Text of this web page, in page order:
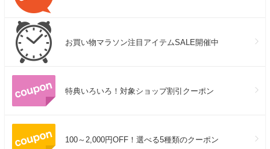
お買い物マラソン注目アイテムSALE開催中
特典いろいろ！対象ショップ割引クーポン
100～2,000円OFF！選べる5種類のクーポン